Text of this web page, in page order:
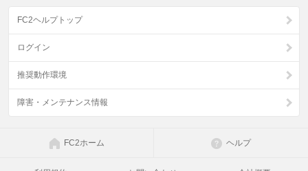
FC2ヘルプトップ
ログイン
推奨動作環境
障害・メンテナンス情報
FC2ホーム ヘルプ